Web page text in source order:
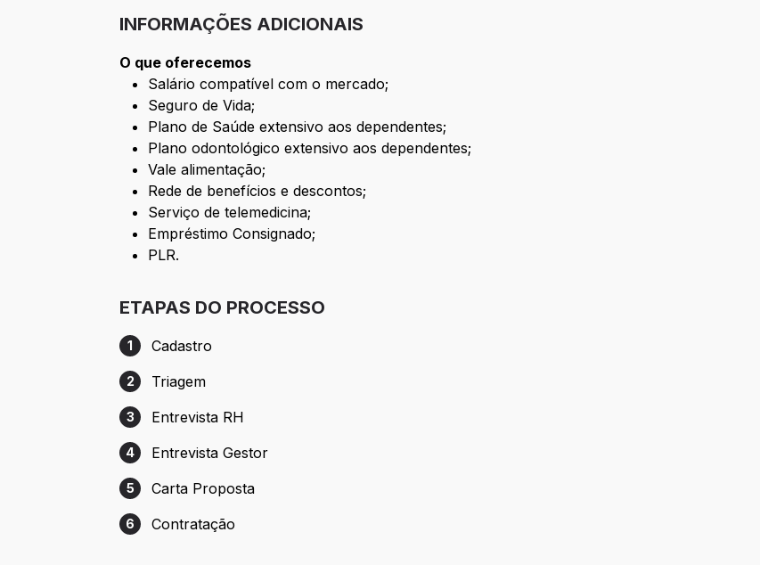
INFORMAÇÕES ADICIONAIS
O que oferecemos
Salário compatível com o mercado;
Seguro de Vida;
Plano de Saúde extensivo aos dependentes;
Plano odontológico extensivo aos dependentes;
Vale alimentação;
Rede de benefícios e descontos;
Serviço de telemedicina;
Empréstimo Consignado;
PLR.
ETAPAS DO PROCESSO
Etapa 1: Cadastro
1 Cadastro
Etapa 2: Triagem
2 Triagem
Etapa 3: Entrevista RH
3 Entrevista RH
Etapa 4: Entrevista Gestor
4 Entrevista Gestor
Etapa 5: Carta Proposta
5 Carta Proposta
Etapa 6: Contratação
6 Contratação